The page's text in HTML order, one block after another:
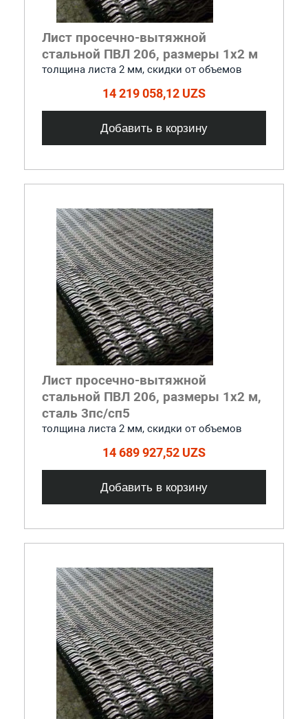
Лист просечно-вытяжной
стальной ПВЛ 206, размеры 1x2 м
толщина листа 2 мм, cкидки от объемов
14 219 058,12 UZS
Добавить в корзину
Лист просечно-вытяжной
стальной ПВЛ 206, размеры 1x2 м,
сталь 3пс/сп5
толщина листа 2 мм, cкидки от объемов
14 689 927,52 UZS
Добавить в корзину